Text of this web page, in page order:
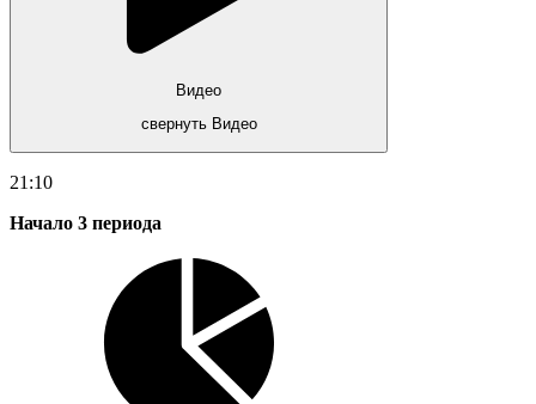
Видео
свернуть Видео
21:10
Начало 3 периода